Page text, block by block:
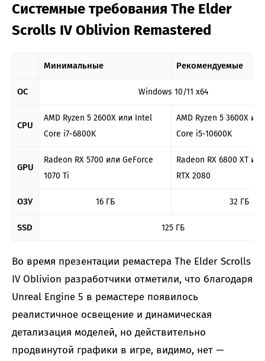
Системные требования The Elder
Scrolls IV Oblivion Remastered
Минимальные Рекомендуемые
ОС Windows 10/11 x64
CPU
AMD Ryzen 5 2600X или Intel
Core i7-6800K
AMD Ryzen 5 3600X
Core i5-10600K
GPU
Radeon RX 5700 или GeForce
1070 Ti
Radeon RX 6800 XT
RTX 2080
ОЗУ 16 ГБ 32 ГБ
SSD 125 ГБ
Во время презентации ремастера The Elder Scrolls
IV Oblivion разработчики отметили, что благодаря
Unreal Engine 5 в ремастере появилось
реалистичное освещение и динамическая
детализация моделей, но действительно
продвинутой графики в игре, видимо, нет —